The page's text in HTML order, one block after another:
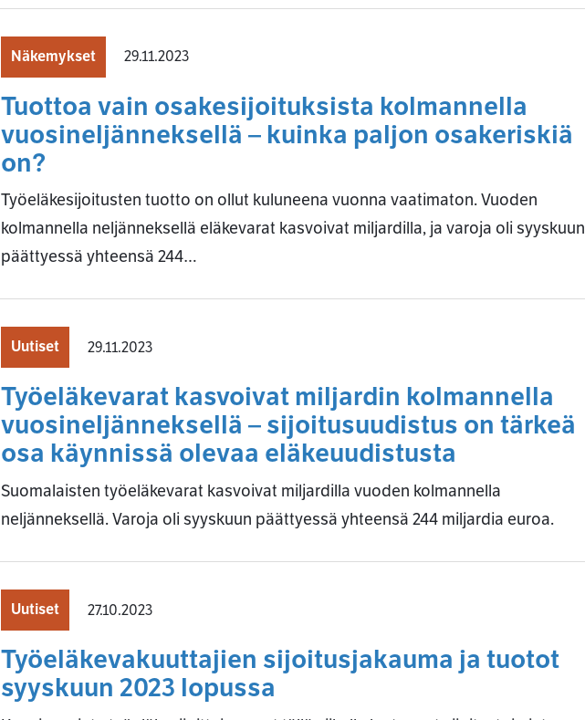
Näkemykset 29.11.2023
Tuottoa vain osakesijoituksista kolmannella
vuosineljänneksellä – kuinka paljon osakeriskiä
on?
Työeläkesijoitusten tuotto on ollut kuluneena vuonna vaatimaton. Vuoden
kolmannella neljänneksellä eläkevarat kasvoivat miljardilla, ja varoja oli syyskuun
päättyessä yhteensä 244…
Uutiset 29.11.2023
Työeläkevarat kasvoivat miljardin kolmannella
vuosineljänneksellä – sijoitusuudistus on tärkeä
osa käynnissä olevaa eläkeuudistusta
Suomalaisten työeläkevarat kasvoivat miljardilla vuoden kolmannella
neljänneksellä. Varoja oli syyskuun päättyessä yhteensä 244 miljardia euroa.
Uutiset 27.10.2023
Työeläkevakuuttajien sijoitusjakauma ja tuotot
syyskuun 2023 lopussa